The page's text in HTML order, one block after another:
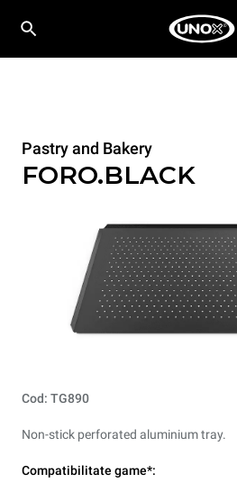
Pastry and Bakery
FORO.BLACK
Cod: TG890
Non-stick perforated aluminium tray.
Compatibilitate game*: